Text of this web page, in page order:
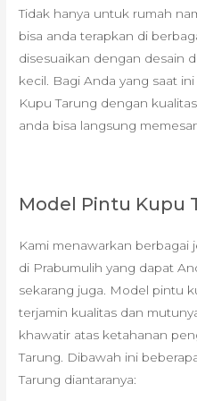
Tidak hanya untuk rumah
bisa anda terapkan di
disesuaikan dengan desain
kecil. Bagi Anda yang saat
Kupu Tarung dengan
anda bisa langsung
Model Pintu Kupu
Kami menawarkan
di Prabumulih yang dapat
sekarang juga. Model pintu
terjamin kualitas dan
khawatir atas ketahanan
Tarung. Dibawah ini
Tarung diantaranya: